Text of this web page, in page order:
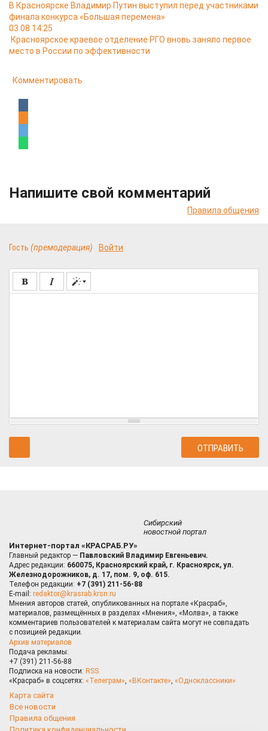
В Красноярске Владимир Путин выступил перед участниками
финала конкурса «Большая перемена»
03.08 14:25
Красноярское краевое отделение РГО вновь заняло первое
место в России по эффективности
Комментировать
Напишите свой комментарий
Правила общения
Гость (премодерация) Войти
Сибирский
новостной портал
Интернет-портал «КРАСРАБ.РУ»
Главный редактор — Павловский Владимир Евгеньевич.
Адрес редакции: 660075, Красноярский край, г. Красноярск, ул.
Железнодорожников, д. 17, пом. 9, оф. 615.
Телефон редакции: +7 (391) 211-56-88
E-mail: redaktor@krasrab.krsn.ru
Мнения авторов статей, опубликованных на портале «Красраб»,
материалов, размещённых в разделах «Мнения», «Молва», а также
комментариев пользователей к материалам сайта могут не совпадать
с позицией редакции.
Архив материалов
Подача рекламы:
+7 (391) 211-56-88
Подписка на новости: RSS
«Красраб» в соцсетях: «Телеграм», «ВКонтакте», «Одноклассники»
Карта сайта
Все новости
Правила общения